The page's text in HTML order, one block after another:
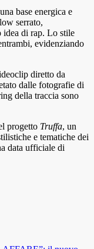
base energica e
serrato,
idea di rap. Lo stile
evidenziando
diretto da
dalle fotografie di
della traccia sono
progetto Truffa, un
e tematiche dei
data ufficiale di